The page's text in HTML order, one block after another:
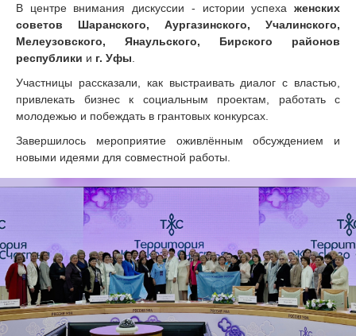
В центре внимания дискуссии - истории успеха женских
советов Шаранского, Аургазинского, Учалинского,
Мелеузовского, Янаульского, Бирского районов
республики и г. Уфы
Участницы рассказали, как выстраивать диалог с властью,
привлекать бизнес к социальным проектам, работать с
молодежью и побеждать в грантовых конкурсах.
Завершилось мероприятие оживлённым обсуждением и
новыми идеями для совместной работы.